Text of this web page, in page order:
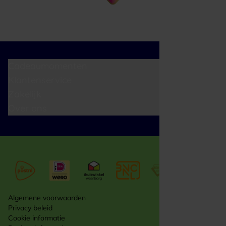
Algemene voorwaarden
Privacy beleid
Cookie informatie